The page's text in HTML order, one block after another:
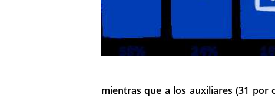
mientras que a los auxiliares (31 por